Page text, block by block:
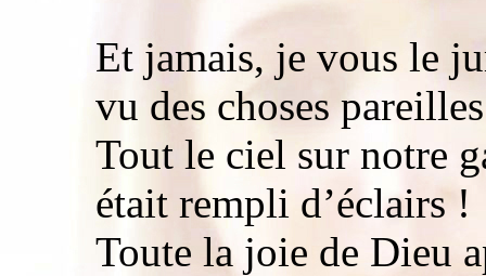
Et jamais, je vous le
vu des choses
Tout le ciel sur notre
était rempli d’éclairs !
Toute la joie de Dieu